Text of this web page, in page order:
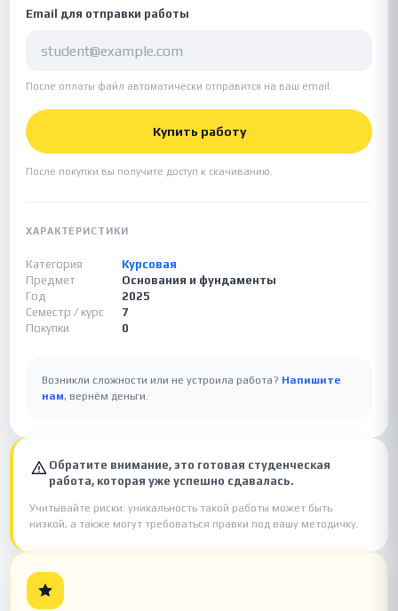
Email для отправки работы
После оплаты файл автоматически отправится на ваш email.
Купить работу
После покупки вы получите доступ к скачиванию.
ХАРАКТЕРИСТИКИ
Категория
Курсовая
Предмет
Основания и фундаменты
Год
2025
Семестр / курс
7
Покупки
0
Возникли сложности или не устроила работа? Напишите
нам, вернём деньги.
Обратите внимание, это готовая студенческая
работа, которая уже успешно сдавалась.
Учитывайте риски: уникальность такой работы может быть
низкой, а также могут требоваться правки под вашу методичку.